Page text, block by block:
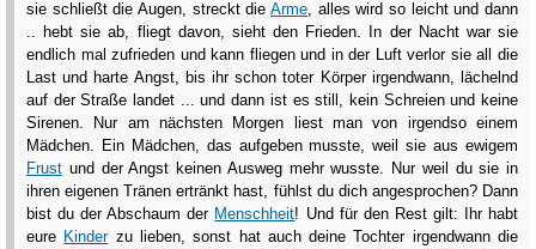
sie schließt die Augen, streckt die Arme, alles wird so leicht und dann
.. hebt sie ab, fliegt davon, sieht den Frieden. In der Nacht war sie
endlich mal zufrieden und kann fliegen und in der Luft verlor sie all die
Last und harte Angst, bis ihr schon toter Körper irgendwann, lächelnd
auf der Straße landet ... und dann ist es still, kein Schreien und keine
Sirenen. Nur am nächsten Morgen liest man von irgendso einem
Mädchen. Ein Mädchen, das aufgeben musste, weil sie aus ewigem
Frust und der Angst keinen Ausweg mehr wusste. Nur weil du sie in
ihren eigenen Tränen ertränkt hast, fühlst du dich angesprochen? Dann
bist du der Abschaum der Menschheit! Und für den Rest gilt: Ihr habt
eure Kinderzu lieben, sonst hat auch deine Tochter irgendwann die